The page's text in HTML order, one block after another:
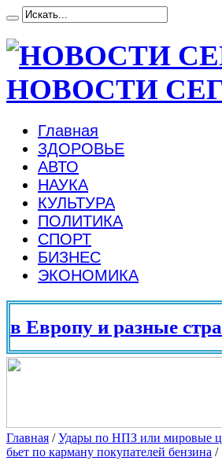
НОВОСТИ
Главная
ЗДОРОВЬЕ
АВТО
НАУКА
КУЛЬТУРА
ПОЛИТИКА
СПОРТ
БИЗНЕС
ЭКОНОМИКА
Европу и разные
Главная /Удары по НПЗ или мировые
бьет по карману покупателей бензина /